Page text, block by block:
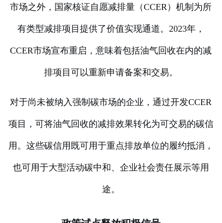
市场之外，国家核证自愿减排量（CCER）机制为所
有类型减排项目提供了价值实现通道。2023年，
CCER市场宣布重启，意味着包括油气回收在内的减
排项目可以重新申请备案和交易。
对于尚未被纳入强制碳市场的企业，通过开发CCER
项目，可将油气回收的减排效果转化为可交易的碳信
用。这些碳信用既可用于重点排放单位的履约抵消，
也可用于大型活动碳中和、企业社会责任展示等用
途。